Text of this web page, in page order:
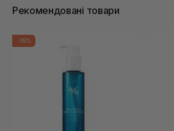
Рекомендовані товари
-35%